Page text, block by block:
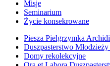
Misje
Seminarium
Życie konsekrowane
Piesza Pielgrzymka
Duszpasterstwo
Domy rekolekcyjne